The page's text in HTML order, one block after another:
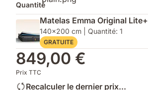
Quantité
Matelas Emma Original Lite+
140x200 cm | Quantité: 1
GRATUITE
849,00 €
Prix TTC
Recalculer le dernier prix...